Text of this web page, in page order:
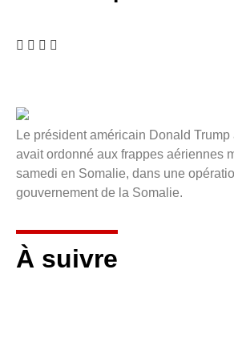
Le président américain Donald Trump
avait ordonné aux frappes aériennes
samedi en Somalie, dans une
gouvernement de la Somalie.
À suivre